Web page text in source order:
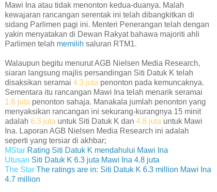
Mawi Ina atau tidak menonton kedua-duanya. Malah
kewajaran rancangan serentak ini telah dibangkitkan di
sidang Parlimen pagi ini. Menteri Penerangan telah dengan
yakin menyatakan di Dewan Rakyat bahawa majoriti ahli
Parlimen telah memilih saluran RTM1.
Walaupun begitu menurut AGB Nielsen Media Research,
siaran langsung majlis persandingan Siti Datuk K telah
disaksikan seramai 4.3 juta penonton pada kemuncaknya.
Sementara itu rancangan Mawi Ina telah menarik seramai
1.6 juta penonton sahaja. Manakala jumlah penonton yang
menyaksikan rancangan ini sekurang-kurangnya 15 minit
adalah 6.3 juta untuk Siti Datuk K dan 4.8 juta untuk Mawi
Ina. Laporan AGB Nielsen Media Research ini adalah
seperti yang tersiar di akhbar;
MStar Rating Siti Datuk K mendahului Mawi Ina
Utusan Siti Datuk K 6.3 juta Mawi Ina 4.8 juta
The Star The ratings are in: Siti Datuk K 6.3 million Mawi Ina
4.7 million